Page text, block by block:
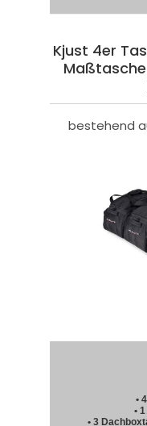
Kjust 4er
bestehend
•
•
• 3